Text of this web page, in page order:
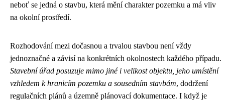
neboť se jedná o stavbu, která mění charakter pozemku a má vliv
na okolní prostředí.
Rozhodování mezi dočasnou a trvalou stavbou není vždy
jednoznačné a závisí na konkrétních okolnostech každého případu.
Stavební úřad posuzuje mimo jiné i velikost objektu, jeho umístění
vzhledem k hranicím pozemku a sousedním stavbám, dodržení
regulačních plánů a územně plánovací dokumentace. I když je